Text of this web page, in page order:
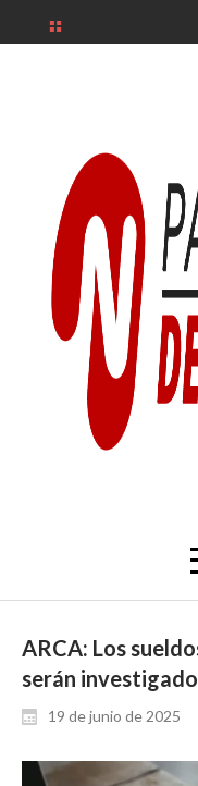
ARCA: Los
serán
19 de junio de 2025